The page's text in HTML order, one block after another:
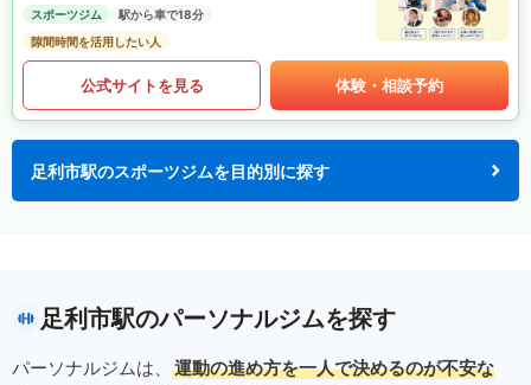
スポーツジム
駅から車で18分
隙間時間を活用したい人
公式サイトを見る 体験・相談予約
足利市駅のスポーツジムを目的別に探す
足利市駅のパーソナルジムを探す
パーソナルジムは、
運動の進め方を一人で決めるのが不安な